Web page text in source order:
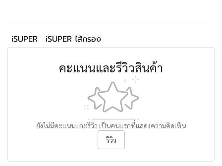
iSUPER iSUPER ไส้กรอง
คะแนนและรีวิวสินค้า
ยังไม่มีคะแนนและรีวิว เป็นคนแรกที่แสดงความคิดเห็น
รีวิว